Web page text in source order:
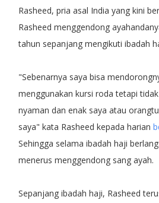
Rasheed, pria asal India yang kini
Rasheed menggendong
tahun sepanjang mengikuti ibadah
"Sebenarnya saya bisa
menggunakan kursi roda tetapi
nyaman dan enak saya atau
saya" kata Rasheed kepada harian
Sehingga selama ibadah haji
menerus menggendong sang ayah.
Sepanjang ibadah haji, Rasheed